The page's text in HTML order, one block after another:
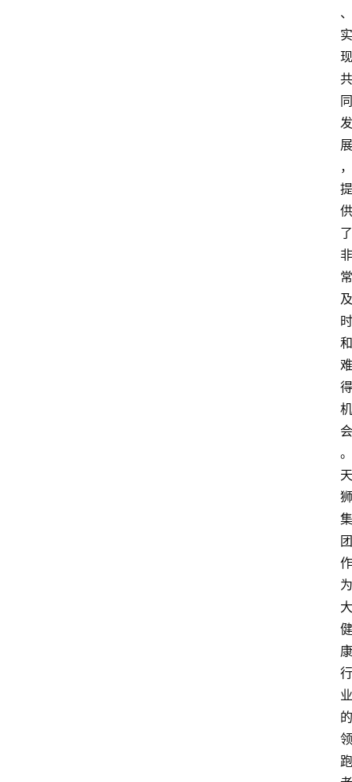
、
实
现
共
同
发
展
，
提
供
了
非
常
及
时
和
难
得
机
会
。
天
狮
集
团
作
为
大
健
康
行
业
的
领
跑